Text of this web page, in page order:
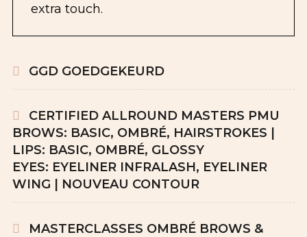
extra touch.
GGD GOEDGEKEURD
CERTIFIED ALLROUND MASTERS PMU
BROWS: BASIC, OMBRÉ, HAIRSTROKES |
LIPS: BASIC, OMBRÉ, GLOSSY
EYES: EYELINER INFRALASH, EYELINER
WING | NOUVEAU CONTOUR
MASTERCLASSES OMBRÉ BROWS &